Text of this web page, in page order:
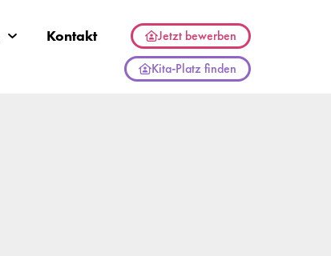
Kontakt
Jetzt bewerben
Kita-Platz finden